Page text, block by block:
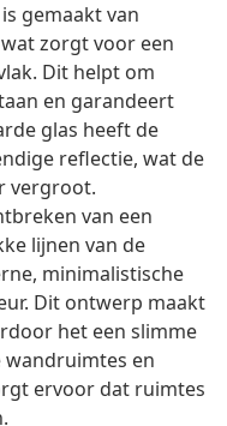
gemaakt van
zorgt voor een
Dit helpt om
en garandeert
glas heeft de
reflectie, wat de
vergroot.
van een
lijnen van de
minimalistische
Dit ontwerp maakt
het een slimme
wandruimtes en
ervoor dat ruimtes